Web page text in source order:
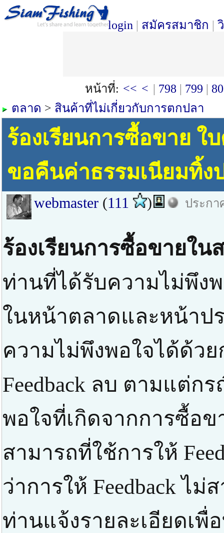
login | สมัครสมาชิก |
หน้าที่: << < | 798 | 799 |
ตลาด > สินค้าที่ไม่เกี่ยวกับการตกปลา
ร้องเรียนการซื้อขาย ใ
ขอคืนค่าธรรมเนียมทิ้ง
webmaster (111 ) ประกา
ร้องเรียนการซื้อขายใน
ท่านที่ได้รับความไม่พึง
ในหน้าตลาดและหน้าป
ความไม่พึงพอใจได้ด้วย
Feedback ลบ ตามแต่ก
พอใจที่เกิดจากการซื้อ
สามารถที่ใช้การให้
ว่าการให้ Feedback ไ
ท่านแจ้งรายละเอียดเพื่